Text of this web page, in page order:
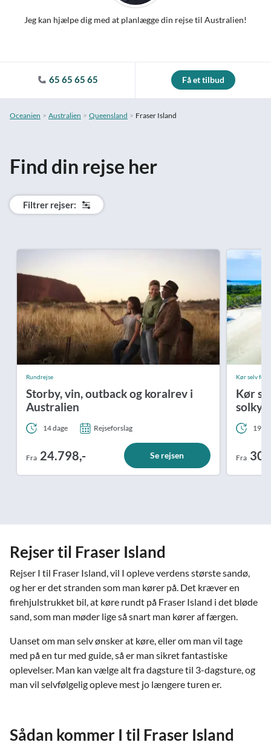
Jeg kan hjælpe dig med at planlægge din rejse til Australien!
65 65 65 65 Få et tilbud
Oceanien Australien Queensland Fraser Island
Find din rejse her
Filtrer rejser:
Rundrejse
Storby, vin, outback og koralrev i
Australien
14 dage Rejseforslag
Fra 24.798,- Se rejsen
Kør selv ferie
Kør
solkyst
19
Fra
Rejser til Fraser Island
Rejser I til Fraser Island, vil I opleve verdens største sandø,
og her er det stranden som man kører på. Det kræver en
firehjulstrukket bil, at køre rundt på Fraser Island i det bløde
sand, som man møder lige så snart man kører af færgen.
Uanset om man selv ønsker at køre, eller om man vil tage
med på en tur med guide, så er man sikret fantastiske
oplevelser. Man kan vælge alt fra dagsture til 3-dagsture, og
man vil selvfølgelig opleve mest jo længere turen er.
Sådan kommer I til Fraser Island